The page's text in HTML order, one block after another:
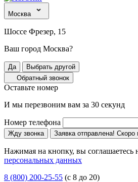
Москва
Шоссе Фрезер, 15
Ваш город Москва?
Да
Выбрать другой
Обратный звонок
Оставьте номер
И мы перезвоним вам за 30 секунд
Номер телефона
Жду звонка Заявка отправлена! Скоро
Нажимая на кнопку, вы соглашаетесь
персональных данных
8 (800) 200-25-55 (с 8 до 20)